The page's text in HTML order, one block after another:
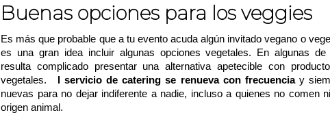
Buenas opciones para los veggies
Es más que probable que a tu evento acuda algún invitado vegano o
es una gran idea incluir algunas opciones vegetales. En algunas de
resulta complicado presentar una alternativa apetecible con
vegetales.
l servicio de catering se renueva con frecuencia y
nuevas para no dejar indiferente a nadie, incluso a quienes no comen
origen animal.